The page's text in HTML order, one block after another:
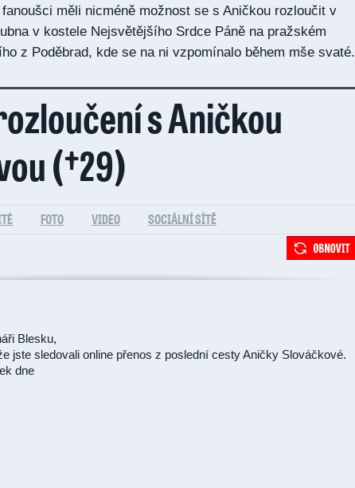
měli nicméně možnost se s Aničkou rozloučit v
v kostele Nejsvětějšího Srdce Páně na pražském
z Poděbrad, kde se na ni vzpomínalo během mše svaté.
s Aničkou
(†29)
FOTO VIDEO SOCIÁLNÍ SÍTĚ
Blesku,
jste sledovali online přenos z poslední cesty Aničky Slováčkové.
dne